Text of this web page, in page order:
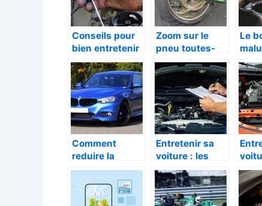
Conseils pour
bien entretenir
un carburateur
de voiture
Zoom sur le
pneu toutes-
saisons
Le
Comment
reduire la
pollution
causee par les
voitures ?
Entretenir sa
voiture : les
bons gestes à
avoir
:
son